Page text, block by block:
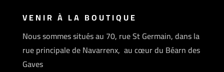
VENIR À LA BOUTIQUE
Nous sommes situés au 70, rue St Germain, dans la
rue principale de Navarrenx, au cœur du Béarn des
Gaves